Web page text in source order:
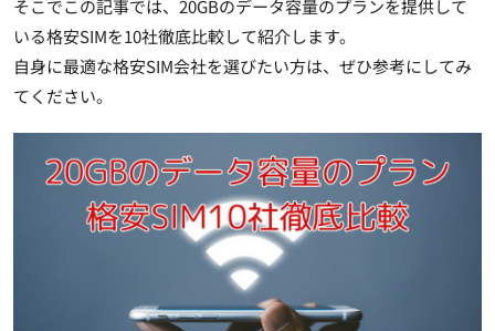
そこでこの記事では、20GBのデータ容量のプランを提供して
いる格安SIMを10社徹底比較して紹介します。
自身に最適な格安SIM会社を選びたい方は、ぜひ参考にしてみ
てください。